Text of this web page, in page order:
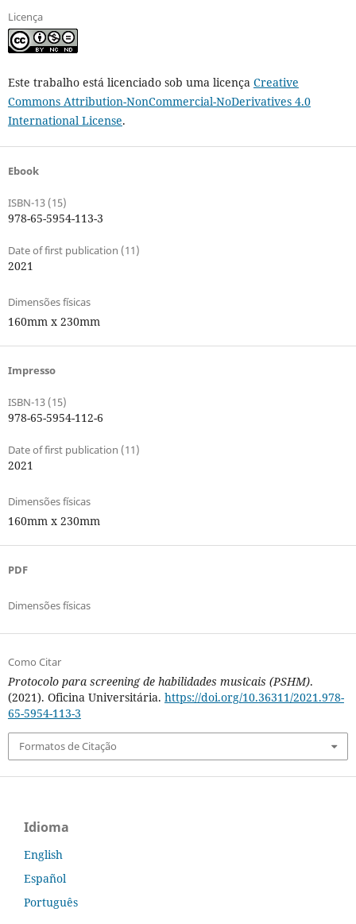
Licença
Este trabalho está licenciado sob uma licença Creative
Commons Attribution-NonCommercial-NoDerivatives 4.0
International License.
Ebook
ISBN-13 (15)
978-65-5954-113-3
Date of first publication (11)
2021
Dimensões físicas
160mm x 230mm
Impresso
ISBN-13 (15)
978-65-5954-112-6
Date of first publication (11)
2021
Dimensões físicas
160mm x 230mm
PDF
Dimensões físicas
Como Citar
Protocolo para screening de habilidades musicais (PSHM).
(2021). Oficina Universitária. https://doi.org/10.36311/2021.978-
65-5954-113-3
Formatos de Citação
Idioma
English
Español
Português